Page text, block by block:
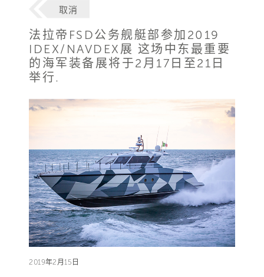
取消
法拉帝FSD公务舰艇部参加2019
IDEX/NAVDEX展 这场中东最重要
的海军装备展将于2月17日至21日
举行.
2019年2月15日